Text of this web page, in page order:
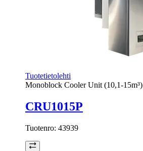
Tuotetietolehti
Monoblock Cooler Unit (10,1-15m³)
CRU1015P
Tuotenro: 43939